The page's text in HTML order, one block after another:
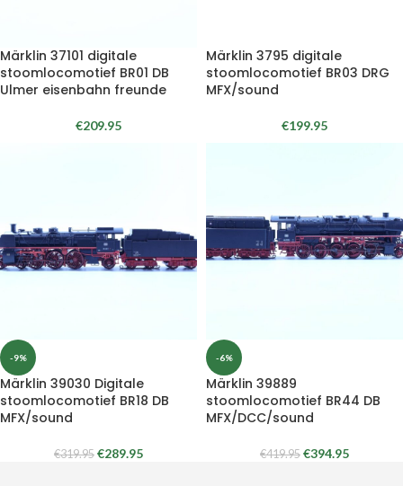
Märklin 37101 digitale
stoomlocomotief BR01 DB
Ulmer eisenbahn freunde
€209.95
Märklin 3795 digitale
stoomlocomotief BR03 DRG
MFX/sound
€199.95
-9%
Märklin 39030 Digitale
stoomlocomotief BR18 DB
MFX/sound
€319.95 €289.95
-6%
Märklin 39889
stoomlocomotief BR44 DB
MFX/DCC/sound
€419.95 €394.95